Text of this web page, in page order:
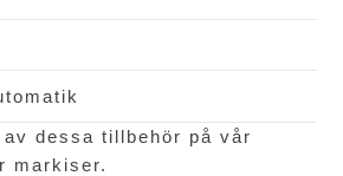
dessa tillbehör på vår
markiser.